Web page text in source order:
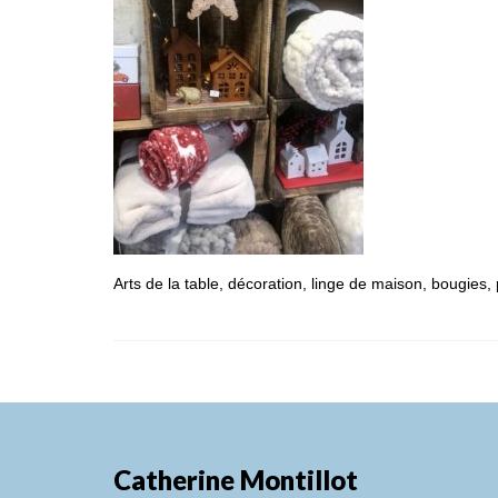
Arts de la table, décoration, linge de maison, bougies,
Catherine Montillot